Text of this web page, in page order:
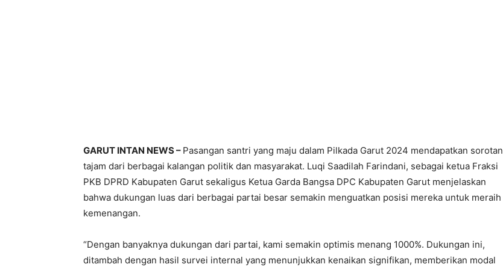
GARUT INTAN NEWS – Pasangan santri yang maju dalam Pilkada Garut 2024 mendapatkan sorotan
tajam dari berbagai kalangan politik dan masyarakat. Luqi Saadilah Farindani, sebagai ketua Fraksi
PKB DPRD Kabupaten Garut sekaligus Ketua Garda Bangsa DPC Kabupaten Garut menjelaskan
bahwa dukungan luas dari berbagai partai besar semakin menguatkan posisi mereka untuk meraih
kemenangan.
“Dengan banyaknya dukungan dari partai, kami semakin optimis menang 1000%. Dukungan ini,
ditambah dengan hasil survei internal yang menunjukkan kenaikan signifikan, memberikan modal